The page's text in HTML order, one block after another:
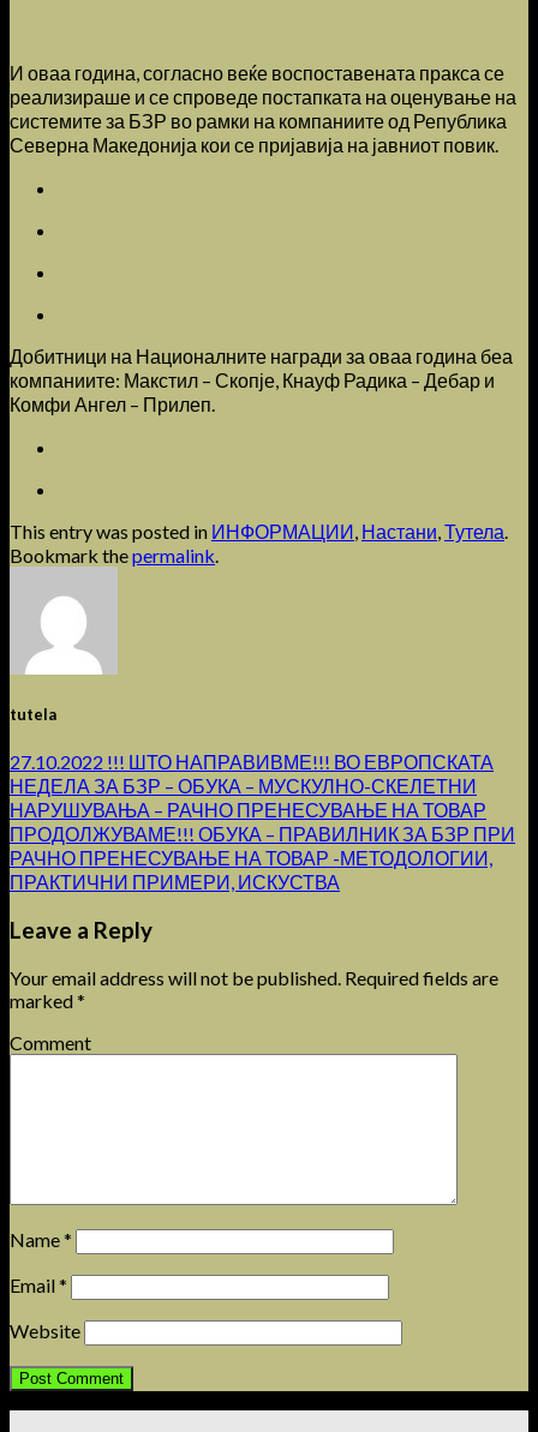
И оваа година, согласно веќе воспоставената пракса се
реализираше и се спроведе постапката на оценување на
системите за БЗР во рамки на компаниите од Република
Северна Македонија кои се пријавија на јавниот повик.
Добитници на Националните награди за оваа година беа
компаниите: Макстил – Скопје, Кнауф Радика – Дебар и
Комфи Ангел – Прилеп.
This entry was posted in ИНФОРМАЦИИ, Настани,Тутела.
Bookmark thepermalink.
tutela
27.10.2022 !!! ШТО НАПРАВИВМЕ!!! ВО ЕВРОПСКАТА
НЕДЕЛА ЗА БЗР – ОБУКА – МУСКУЛНО-СКЕЛЕТНИ
НАРУШУВАЊА – РАЧНО ПРЕНЕСУВАЊЕ НА ТОВАР
ПРОДОЛЖУВАМЕ!!! ОБУКА – ПРАВИЛНИК ЗА БЗР ПРИ
РАЧНО ПРЕНЕСУВАЊЕ НА ТОВАР -МЕТОДОЛОГИИ,
ПРАКТИЧНИ ПРИМЕРИ, ИСКУСТВА
Leave a Reply
Your email address will not be published. Required fields are
marked*
Comment
Name*
Email*
Website